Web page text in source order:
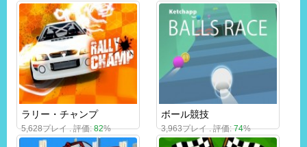
ラリー・チャンプ
5,628プレイ . 評価:82%
ボール競技
3,963プレイ . 評価:74%